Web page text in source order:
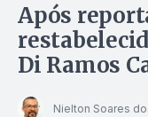
Após
Di Ramos
Nielton Soares